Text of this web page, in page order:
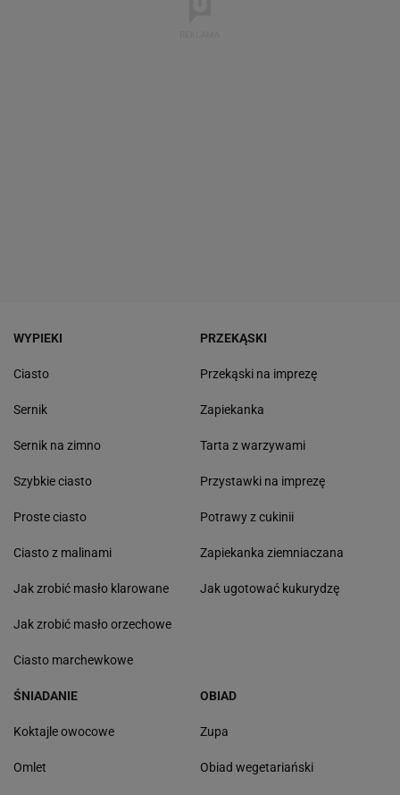
WYPIEKI
Ciasto
Sernik
Sernik na zimno
Szybkie ciasto
Proste ciasto
Ciasto z malinami
Jak zrobić masło klarowane
Jak zrobić masło orzechowe
Ciasto marchewkowe
PRZEKĄSKI
Przekąski na imprezę
Zapiekanka
Tarta z warzywami
Przystawki na imprezę
Potrawy z cukinii
Zapiekanka ziemniaczana
Jak ugotować kukurydzę
ŚNIADANIE
Koktajle owocowe
Omlet
OBIAD
Zupa
Obiad wegetariański